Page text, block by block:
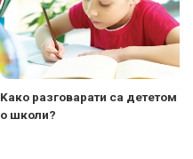
Kако разговарати са дететом
о школи?